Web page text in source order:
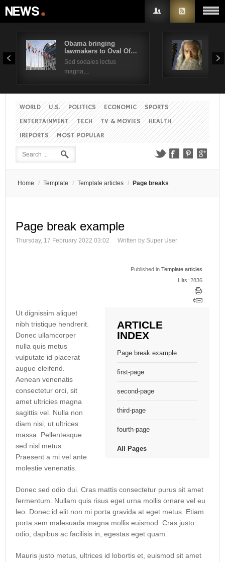
Obama bringing
lawmakers to Oval Of…
Sed sodales lectus
magna,...
Sed
WORLD U.S. POLITICS ECONOMIC
SPORTS
ENTERTAINMENT
TECH TV & MOVIES
HEALTH
IREPORTS
MOST POPULAR
Home / Template / Template articles / Page breaks
Page break example
Thursday, 17 February 2022 03:02 Written by Super User
Published in Template articles
Hits: 2836
ARTICLE
INDEX
Page break example
first-page
second-page
third-page
fourth-page
All Pages
Ut dignissim aliquet
nibh tristique hendrerit.
Donec ullamcorper
nulla quis metus
vulputate id placerat
augue eleifend.
Aenean venenatis
consectetur orci, sit
amet ultricies magna
sagittis vel. Nulla non
diam nisi, ut ultrices
massa. Pellentesque
sed nisl metus.
Praesent a mi vel ante
molestie venenatis.
Donec sed odio dui. Cras mattis consectetur purus sit amet
fermentum. Nullam quis risus eget urna mollis ornare vel eu
leo. Donec id elit non mi porta gravida at eget metus. Etiam
porta sem malesuada magna mollis euismod. Cras justo
odio, dapibus ac facilisis in, egestas eget quam.
Mauris justo metus, ultrices id lobortis et, euismod sit amet
Username
Remember Me
Create an account